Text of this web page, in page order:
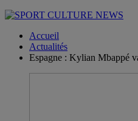
Accueil
Actualités
Espagne : Kylian Mbappé